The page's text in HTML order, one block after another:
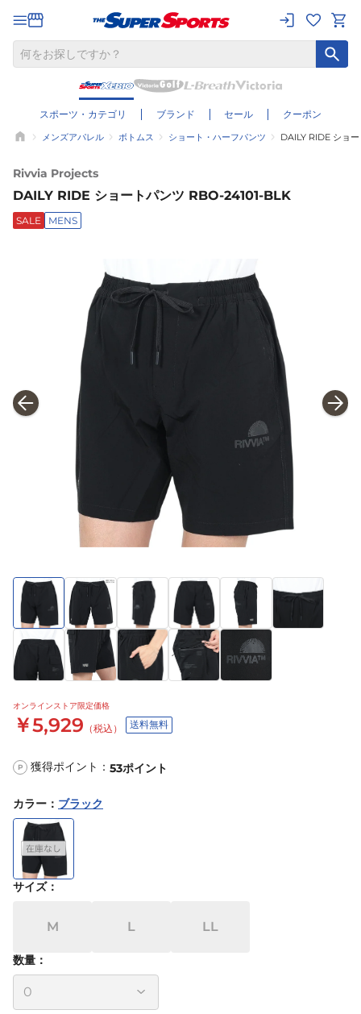
スポーツ・カテゴリ ブランド セール クーポン
メンズアパレル ボトムス ショート・ハーフパンツ DAILY RIDE ショ
Rivvia Projects
DAILY RIDE ショートパンツ RBO-24101-BLK
SALE MENS
オンラインストア限定価格
￥5,929 （税込） 送料無料
P 獲得ポイント： 53ポイント
カラー ： ブラック
サイズ：
M L LL
数量：